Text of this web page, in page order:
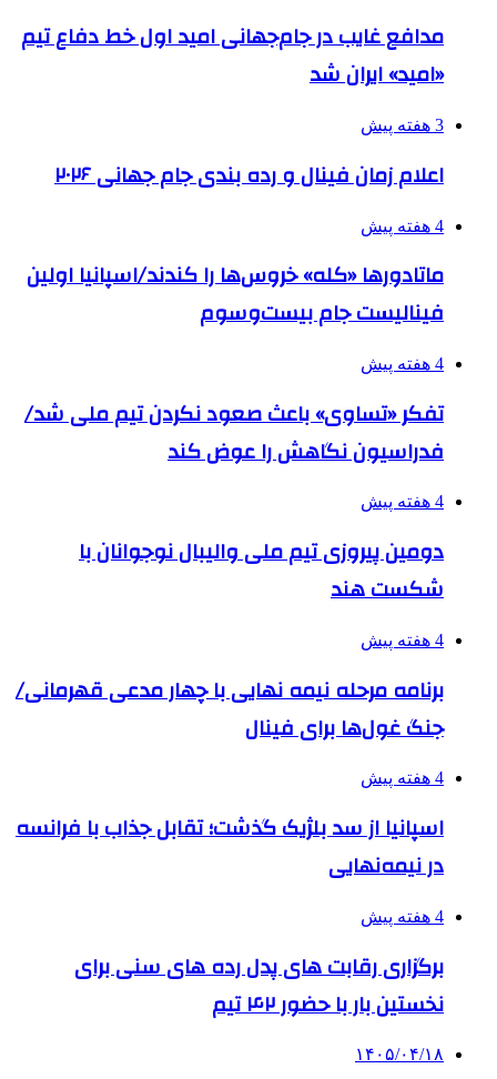
مدافع غایب در جام‌جهانی امید اول خط دفاع تیم
«امید» ایران شد
3 هفته پیش
اعلام زمان فینال و رده بندی جام جهانی ۲۰۲۶
4 هفته پیش
ماتادورها «کله» خروس‌ها را کندند/اسپانیا اولین
فینالیست جام بیست‌وسوم
4 هفته پیش
تفکر «تساوی» باعث صعود نکردن تیم ملی شد/
فدراسیون نگاهش را عوض کند
4 هفته پیش
دومین پیروزی تیم ملی والیبال نوجوانان با
شکست هند
4 هفته پیش
برنامه مرحله نیمه نهایی با چهار مدعی قهرمانی/
جنگ غول‌ها برای فینال
4 هفته پیش
اسپانیا از سد بلژیک گذشت؛ تقابل جذاب با فرانسه
در نیمه‌نهایی
4 هفته پیش
برگزاری رقابت های پدل رده های سنی برای
نخستین بار با حضور ۴۲ تیم
۱۴۰۵/۰۴/۱۸